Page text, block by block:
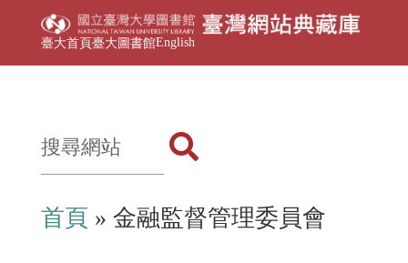
臺大首頁臺大圖書館English
首頁 » 金融監督管理委員會